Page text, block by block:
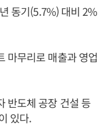
동기(5.7%) 대비 2%
마무리로 매출과 영업
반도체 공장 건설 등
있다.